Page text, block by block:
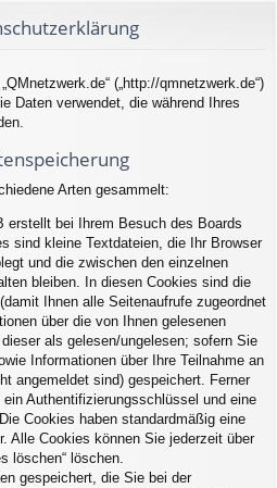
(„http://qmnetzwerk.de“)
Daten verwendet, die während Ihres
Arten gesammelt:
erstellt bei Ihrem Besuch des Boards
sind kleine Textdateien, die Ihr Browser
und die zwischen den einzelnen
bleiben. In diesen Cookies sind die
Ihnen alle Seitenaufrufe zugeordnet
über die von Ihnen gelesenen
als gelesen/ungelesen; sofern Sie
Informationen über Ihre Teilnahme an
angemeldet sind) gespeichert. Ferner
Authentifizierungsschlüssel und eine
Cookies haben standardmäßig eine
Alle Cookies können Sie jederzeit über
löschen“ löschen.
gespeichert, die Sie bei der